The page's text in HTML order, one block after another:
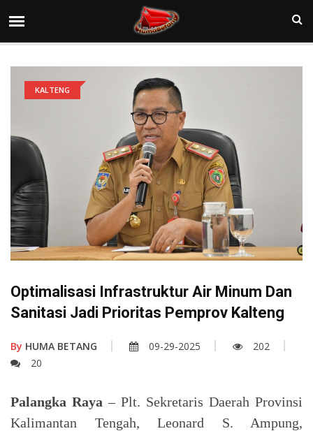
KALTENG
Optimalisasi Infrastruktur Air Minum Dan
Sanitasi Jadi Prioritas Pemprov Kalteng
By HUMA BETANG 09-29-2025
202
20
Palangka Raya– Plt. Sekretaris Daerah Provinsi
Kalimantan Tengah, Leonard S. Ampung,